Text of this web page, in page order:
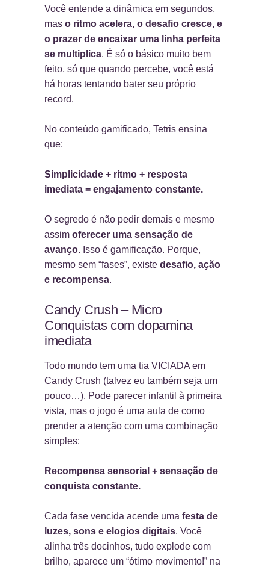
Você entende a dinâmica em segundos,
mas o ritmo acelera, o desafio cresce, e
o prazer de encaixar uma linha perfeita
se multiplica. É só o básico muito bem
feito, só que quando percebe, você está
há horas tentando bater seu próprio
record.
No conteúdo gamificado, Tetris ensina
que:
Simplicidade + ritmo + resposta
imediata = engajamento constante.
O segredo é não pedir demais e mesmo
assim oferecer uma sensação de
avanço. Isso é gamificação. Porque,
mesmo sem “fases”, existe desafio, ação
e recompensa.
Candy Crush – Micro
Conquistas com dopamina
imediata
Todo mundo tem uma tia VICIADA em
Candy Crush (talvez eu também seja um
pouco…). Pode parecer infantil à primeira
vista, mas o jogo é uma aula de como
prender a atenção com uma combinação
simples:
Recompensa sensorial + sensação de
conquista constante.
Cada fase vencida acende uma festa de
luzes, sons e elogios digitais. Você
alinha três docinhos, tudo explode com
brilho, aparece um “ótimo movimento!” na